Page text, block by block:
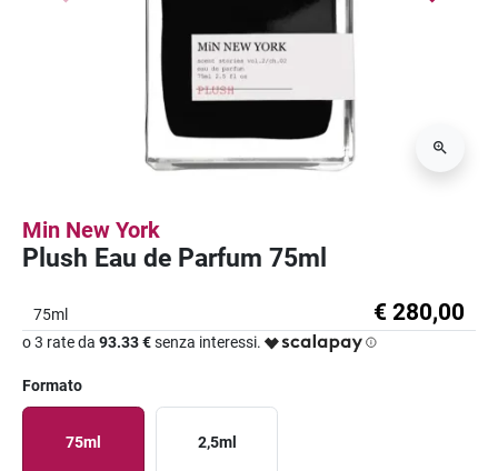
Min New York
Plush Eau de Parfum 75ml
75ml € 280,00
o 3 rate da 93.33 €senza interessi.
Formato
75ml 2,5ml